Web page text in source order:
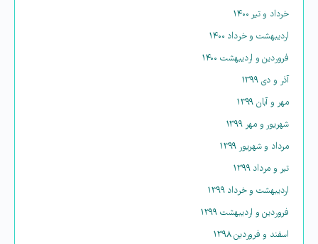
خرداد و تیر ۱۴۰۰
اردیبهشت و خرداد ۱۴۰۰
فروردین و اردیبهشت ۱۴۰۰
آذر و دی ۱۳۹۹
مهر و آبان ۱۳۹۹
شهریور و مهر ۱۳۹۹
مرداد و شهریور ۱۳۹۹
تیر و مرداد ۱۳۹۹
اردیبهشت و خرداد ۱۳۹۹
فروردین و اردیبهشت ۱۳۹۹
اسفند و فروردین ۱۳۹۸